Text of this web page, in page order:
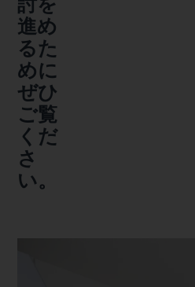
進め
るた
めに
ぜひ
ご覧
くだ
さ
い。